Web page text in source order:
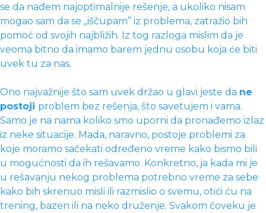
se da nađem najoptimalnije rešenje, a ukoliko nisam
mogao sam da se „iščupam” iz problema, zatražio bih
pomoć od svojih najbližih. Iz tog razloga mislim da je
veoma bitno da imamo barem jednu osobu koja će biti
uvek tu za nas.
Ono najvažnije što sam uvek držao u glavi jeste da ne
postoji problem bez rešenja, što savetujem i vama.
Samo je na nama koliko smo uporni da pronađemo izlaz
iz neke situacije. Mada, naravno, postoje problemi za
koje moramo sačekati određeno vreme kako bismo bili
u mogućnosti da ih rešavamo. Konkretno, ja kada mi je
u rešavanju nekog problema potrebno vreme za sebe
kako bih skrenuo misli ili razmislio o svemu, otići ću na
trening, bazen ili na neko druženje. Svakom čoveku je